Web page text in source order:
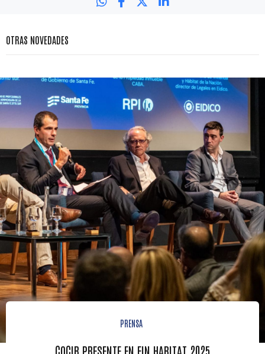
OTRAS NOVEDADES
PRENSA
COCIR PRESENTE EN FIN HABITAT 2025